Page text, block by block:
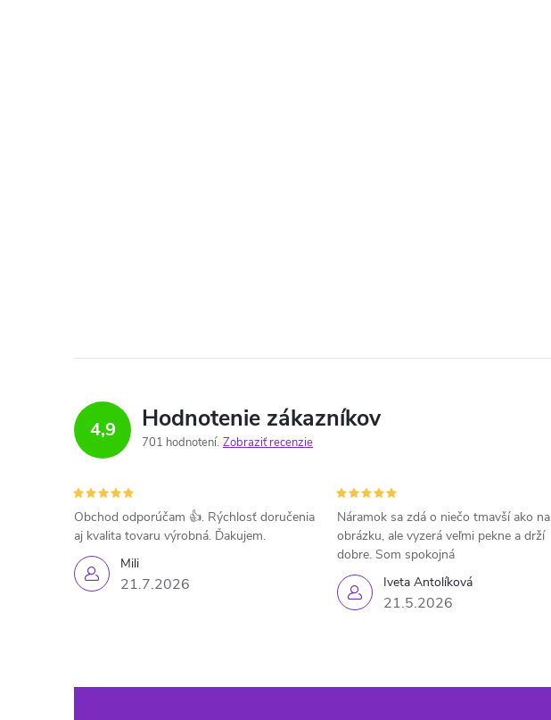
4,9 Hodnotenie zákazníkov
701 hodnotení Zobraziť recenzie
Mili
21.7.2026
Obchod odporúčam 👍. Rýchlosť doručenia
aj kvalita tovaru výrobná. Ďakujem.
Iveta Antolíková
21.5.2026
Náramok sa zdá o niečo tmavší ako na
obrázku, ale vyzerá veľmi pekne a drží
dobre. Som spokojná